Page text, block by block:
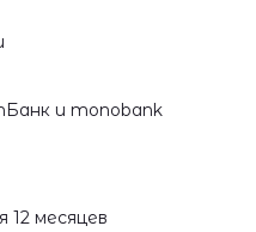
и monobank
месяцев